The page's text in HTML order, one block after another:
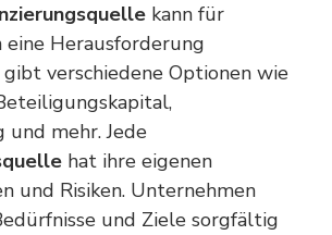
kann für
Herausforderung
verschiedene Optionen wie
mehr. Jede
hat ihre eigenen
und Risiken. Unternehmen
und Ziele sorgfältig